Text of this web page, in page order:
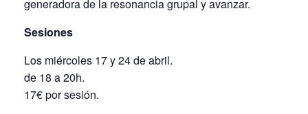
generadora de la resonancia grupal y avanzar.
Sesiones
Los miércoles 17 y 24 de abril.
de 18 a 20h.
17€ por sesión.